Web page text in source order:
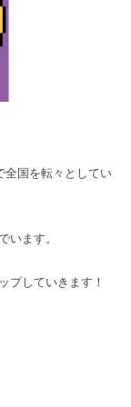
全国を転々としてい
います。
プしていきます！